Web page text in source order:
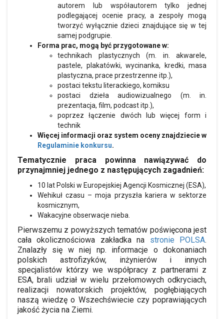
autorem lub współautorem tylko jednej
podlegającej ocenie pracy, a zespoły mogą
tworzyć wyłącznie dzieci znajdujące się w tej
samej podgrupie.
Forma prac, mogą być przygotowane w:
technikach plastycznych (m. in. akwarele,
pastele, plakatówki, wycinanka, kredki, masa
plastyczna, prace przestrzenne itp.),
postaci tekstu literackiego, komiksu
postaci dzieła audiowizualnego (m. in.
prezentacja, film, podcast itp.),
poprzez łączenie dwóch lub więcej form i
technik
Więcej informacji oraz system oceny znajdziecie w
Regulaminie konkursu.
Tematycznie praca powinna nawiązywać do
przynajmniej jednego z następujących zagadnień:
10 lat Polski w Europejskiej Agencji Kosmicznej (ESA),
Wehikuł czasu – moja przyszła kariera w sektorze
kosmicznym,
Wakacyjne obserwacje nieba.
Pierwszemu z powyższych tematów poświęcona jest
cała okolicznościowa zakładka na stronie POLSA.
Znalazły się w niej np. informacje o dokonaniach
polskich astrofizyków, inżynierów i innych
specjalistów którzy we współpracy z partnerami z
ESA, brali udział w wielu przełomowych odkryciach,
realizacji nowatorskich projektów, pogłębiających
naszą wiedzę o Wszechświecie czy poprawiających
jakość życia na Ziemi.